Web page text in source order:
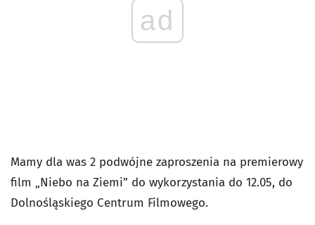
ad
Mamy dla was 2 podwójne zaproszenia na premierowy
film „Niebo na Ziemi” do wykorzystania do 12.05, do
Dolnośląskiego Centrum Filmowego.